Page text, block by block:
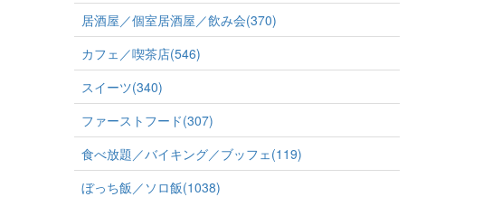
居酒屋／個室居酒屋／飲み会(370)
カフェ／喫茶店(546)
スイーツ(340)
ファーストフード(307)
食べ放題／バイキング／ブッフェ(119)
ぼっち飯／ソロ飯(1038)